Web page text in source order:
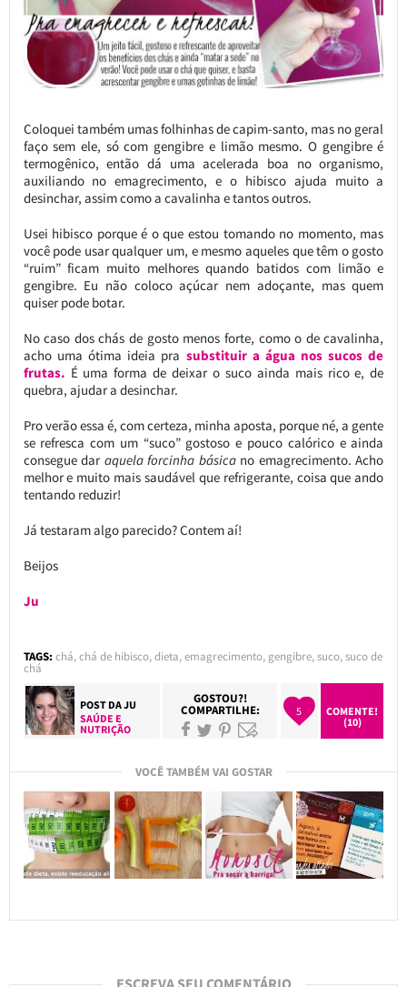
Coloquei também umas folhinhas de capim-santo, mas no geral
faço sem ele, só com gengibre e limão mesmo. O gengibre é
termogênico, então dá uma acelerada boa no organismo,
auxiliando no emagrecimento, e o hibisco ajuda muito a
desinchar, assim como a cavalinha e tantos outros.
Usei hibisco porque é o que estou tomando no momento, mas
você pode usar qualquer um, e mesmo aqueles que têm o gosto
“ruim” ficam muito melhores quando batidos com limão e
gengibre. Eu não coloco açúcar nem adoçante, mas quem
quiser pode botar.
No caso dos chás de gosto menos forte, como o de cavalinha,
acho uma ótima ideia pra substituir a água nos sucos de
frutas. É uma forma de deixar o suco ainda mais rico e, de
quebra, ajudar a desinchar.
Pro verão essa é, com certeza, minha aposta, porque né, a gente
se refresca com um “suco” gostoso e pouco calórico e ainda
consegue dar aquela forcinha básicano emagrecimento. Acho
melhor e muito mais saudável que refrigerante, coisa que ando
tentando reduzir!
Já testaram algo parecido? Contem aí!
Beijos
Ju
TAGS: chá,chá de hibisco,dieta,emagrecimento, gengibre,suco,suco de
chá
POST DAJU
SAÚDE E
NUTRIÇÃO
GOSTOU?!
COMPARTILHE: 5
COMENTE!
(10)
VOCÊ TAMBÉM VAI GOSTAR
ESCREVA SEU COMENTÁRIO